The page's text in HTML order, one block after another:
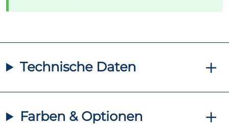
Technische Daten
Farben & Optionen